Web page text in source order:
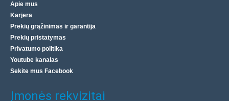
Apie mus
Karjera
Prekių grąžinimas ir garantija
Prekių pristatymas
Privatumo politika
Youtube kanalas
Sekite mus Facebook
Įmonės rekvizitai